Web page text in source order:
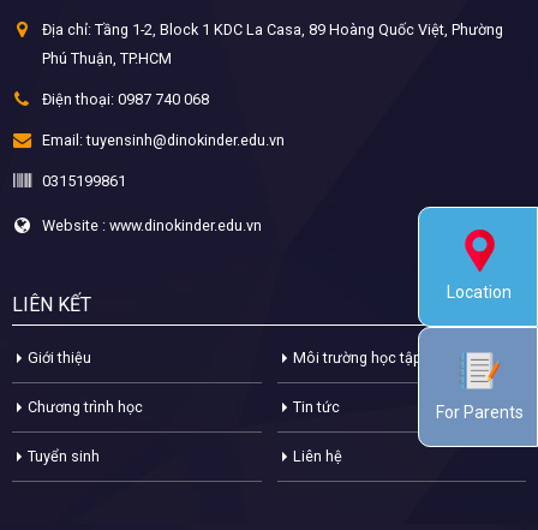
Địa chỉ: Tầng 1-2, Block 1 KDC La Casa, 89 Hoàng Quốc Việt, Phường
Phú Thuận, TP.HCM
Điện thoại: 0987 740 068
Email: tuyensinh@dinokinder.edu.vn
0315199861
Website : www.dinokinder.edu.vn
LIÊN KẾT
Giới thiệu
Chương trình học
Tuyển sinh
Môi trường học tập
Tin tức
Liên hệ
Location
For Parents